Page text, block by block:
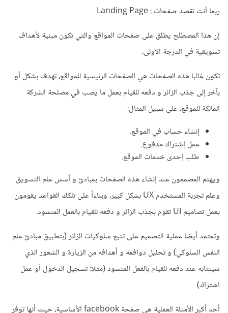
ربما أنت تقصد صفحات : Landing Page
إن هذا المصطلح يطلق على صفحات المواقع والتي تكون مبنية لأهداف
تسويقية في الدرجة الأولى،
تكون غالبا هذه الصفحات هي الصفحات الرئيسية للمواقع، تهدف بشكل أو
بآخر إلى جذب الزائر و دفعه للقيام بعمل ما يصب في مصلحة الشركة
المالكة للموقع، على سبيل المثال:
إنشاء حساب في الموقع.
عمل إشتراك مدفوع.
طلب إحدى خدمات الموقع.
ويهتم المصممون عند إنشاء هذه الصفحات بمبادئ و أسس علم التسويق
وعلم تجربة المستخدم UX بشكل كبير، وبناءاً على تلكك القواعد يقومون
بعمل تصاميم UI تقوم بجذب الزائر و دفعه للقيام بالعمل المنشود.
وتعتمد أيضا عملية التصميم على تتبع سلوكيات الزائر (بتطبيق مبادئ علم
النفس السلوكي) و تحليل دوافعه و أهدافه من الزيارة و الشعور الذي
سينتابه عند دفعه للقيام بالفعل المنشود (مثلا: تسجيل الدخول أو عمل
اشتراك)
أحد أكبر الأمثلة العملية هي صفحة facebook الأساسية، حيث أنها توفر